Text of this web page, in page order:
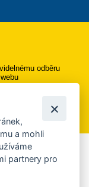
odběru
upozornění na
a mohli
partnery pro